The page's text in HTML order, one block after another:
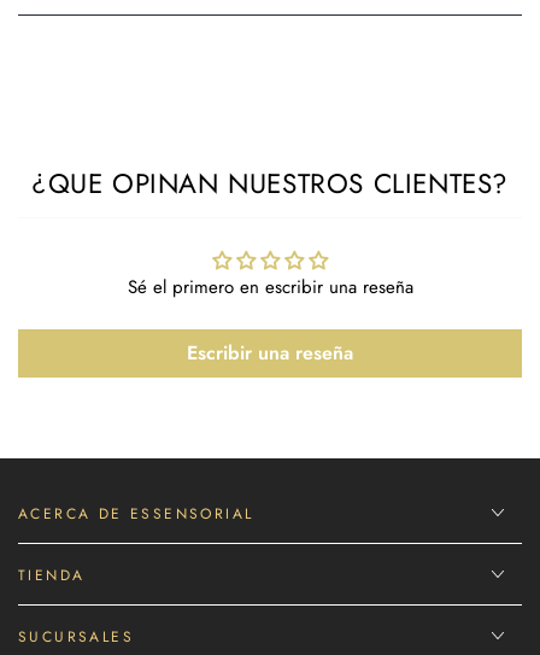
¿QUE OPINAN NUESTROS CLIENTES?
Sé el primero en escribir una reseña
Escribir una reseña
ACERCA DE ESSENSORIAL
TIENDA
SUCURSALES